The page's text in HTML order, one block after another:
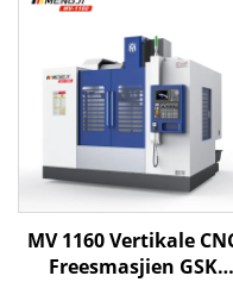
Direkte Aandrywing
Spindel
MV 1160 Vertikale
Freesmasjien GSK